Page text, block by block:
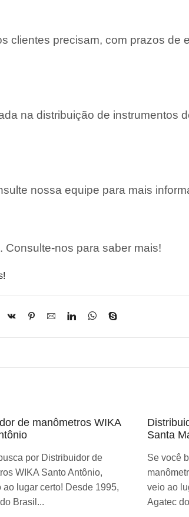
clientes precisam, com prazos de
na distribuição de instrumentos
nossa equipe para mais
Consulte-nos para saber mais!
de manômetros WIKA
por Distribuidor de
WIKA Santo Antônio,
ao lugar certo! Desde 1995,
Brasil...
Santa
Se você
veio ao
Agatec